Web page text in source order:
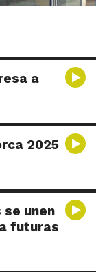
a
2025
unen
futuras